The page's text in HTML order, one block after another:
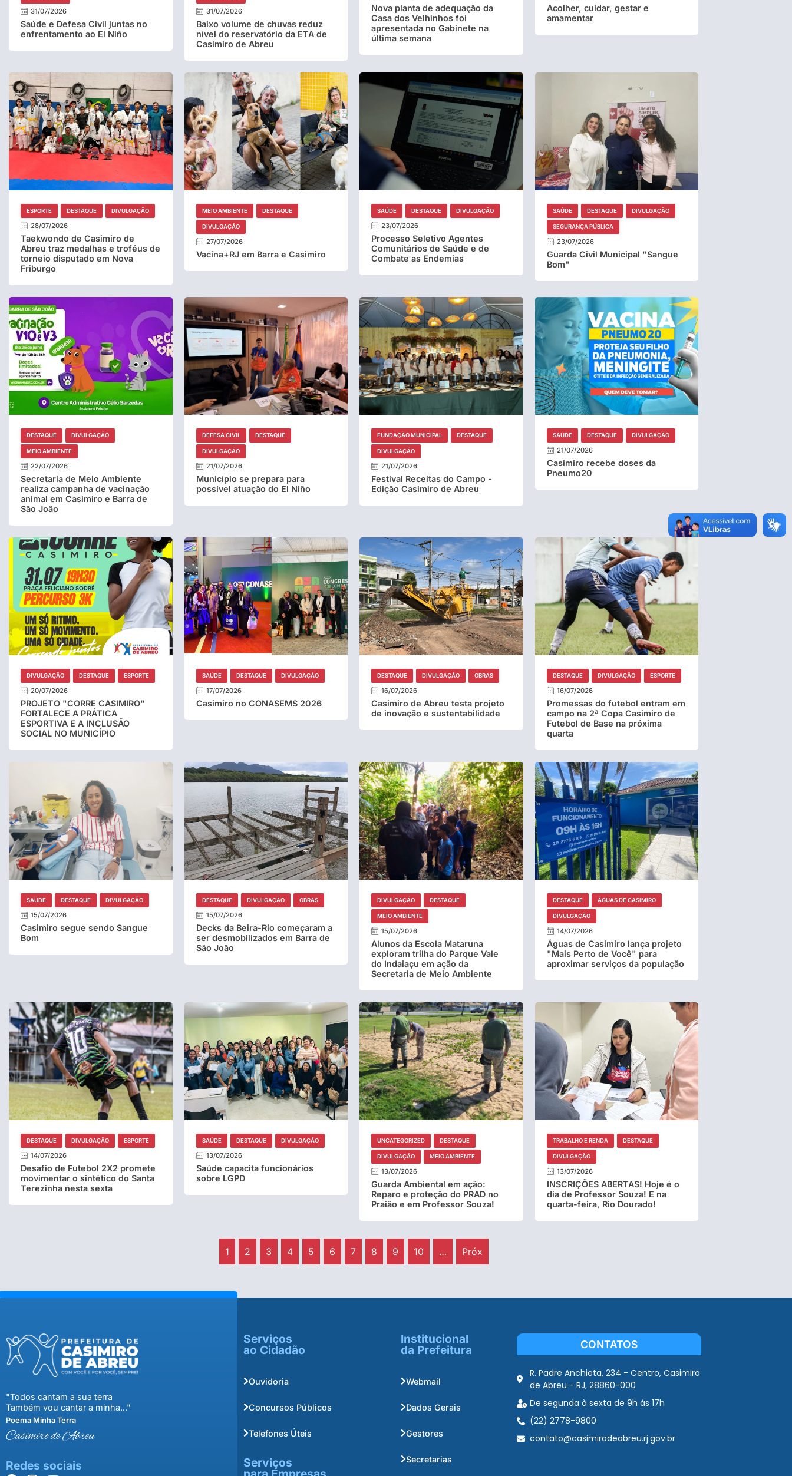
31/07/2026
Saúde e Defesa Civil juntas no
enfrentamento ao El Niño
31/07/2026
Baixo volume de chuvas reduz
nível do reservatório da ETA de
Casimiro de Abreu
Nova planta de adequação da
Casa dos Velhinhos foi
apresentada no Gabinete na
última semana
Acolher, cuidar, gestar e
amamentar
ESPORTE DESTAQUE DIVULGAÇÃO
28/07/2026
Taekwondo de Casimiro de
Abreu traz medalhas e troféus de
torneio disputado em Nova
Friburgo
MEIO AMBIENTE DESTAQUE
DIVULGAÇÃO
27/07/2026
Vacina+RJ em Barra e Casimiro
SAÚDE DESTAQUE DIVULGAÇÃO
23/07/2026
Processo Seletivo Agentes
Comunitários de Saúde e de
Combate as Endemias
SAÚDE DESTAQUE DIVULGAÇÃO
SEGURANÇA PÚBLICA
23/07/2026
Guarda Civil Municipal "Sangue
Bom"
DESTAQUE DIVULGAÇÃO
MEIO AMBIENTE
22/07/2026
Secretaria de Meio Ambiente
realiza campanha de vacinação
animal em Casimiro e Barra de
São João
DEFESA CIVIL DESTAQUE
DIVULGAÇÃO
21/07/2026
Município se prepara para
possível atuação do El Niño
FUNDAÇÃO MUNICIPAL DESTAQUE
DIVULGAÇÃO
21/07/2026
Festival Receitas do Campo -
Edição Casimiro de Abreu
SAÚDE DESTAQUE DIVULGAÇÃO
21/07/2026
Casimiro recebe doses da
Pneumo20
DIVULGAÇÃO DESTAQUE ESPORTE
20/07/2026
PROJETO "CORRE CASIMIRO"
FORTALECE A PRÁTICA
ESPORTIVA E A INCLUSÃO
SOCIAL NO MUNICÍPIO
SAÚDE DESTAQUE DIVULGAÇÃO
17/07/2026
Casimiro no CONASEMS 2026
DESTAQUE DIVULGAÇÃO OBRAS
16/07/2026
Casimiro de Abreu testa projeto
de inovação e sustentabilidade
DESTAQUE DIVULGAÇÃO ESPORTE
16/07/2026
Promessas do futebol entram em
campo na 2ª Copa Casimiro de
Futebol de Base na próxima
quarta
SAÚDE DESTAQUE DIVULGAÇÃO
15/07/2026
Casimiro segue sendo Sangue
Bom
DESTAQUE DIVULGAÇÃO OBRAS
15/07/2026
Decks da Beira-Rio começaram a
ser desmobilizados em Barra de
São João
DIVULGAÇÃO DESTAQUE
MEIO AMBIENTE
15/07/2026
Alunos da Escola Mataruna
exploram trilha do Parque Vale
do Indaiaçu em ação da
Secretaria de Meio Ambiente
DESTAQUE ÁGUAS DE CASIMIRO
DIVULGAÇÃO
14/07/2026
Águas de Casimiro lança projeto
"Mais Perto de Você" para
aproximar serviços da população
DESTAQUE DIVULGAÇÃO ESPORTE
14/07/2026
Desafio de Futebol 2X2 promete
movimentar o sintético do Santa
Terezinha nesta sexta
SAÚDE DESTAQUE DIVULGAÇÃO
13/07/2026
Saúde capacita funcionários
sobre LGPD
UNCATEGORIZED DESTAQUE
DIVULGAÇÃO MEIO AMBIENTE
13/07/2026
Guarda Ambiental em ação:
Reparo e proteção do PRAD no
Praião e em Professor Souza!
TRABALHO E RENDA DESTAQUE
DIVULGAÇÃO
13/07/2026
INSCRIÇÕES ABERTAS! Hoje é o
dia de Professor Souza! E na
quarta-feira, Rio Dourado!
1 2 3 4 5 6 7 8 9 10 … Próx
"Todos cantam a sua terra
Também vou cantar a minha..."
Poema Minha Terra
Casimiro de Abreu
Redes sociais
Serviços
ao Cidadão
Ouvidoria
Concursos Públicos
Telefones Úteis
Serviços
Institucional
da Prefeitura
Webmail
Dados Gerais
Gestores
Secretarias
CONTATOS
R. Padre Anchieta, 234 - Centro, Casimiro
de Abreu - RJ, 28860-000
De segunda à sexta de 9h às 17h
(22) 2778-9800
contato@casimirodeabreu.rj.gov.br